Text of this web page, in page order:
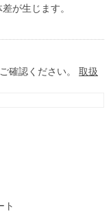
ト
が生じます。
確認ください。 取扱